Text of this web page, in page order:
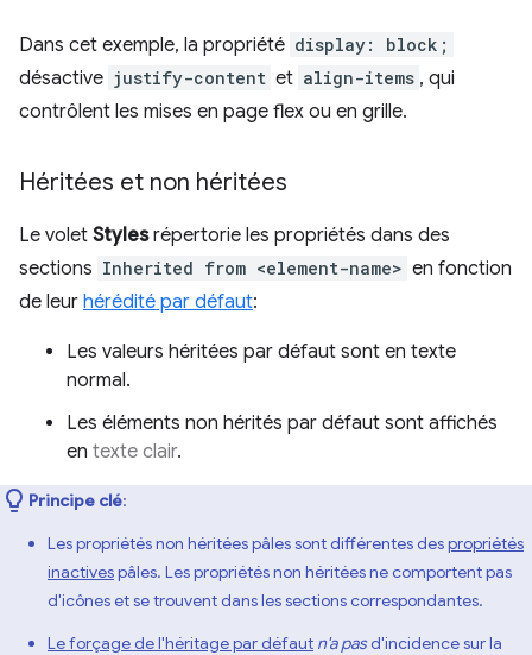
Dans cet exemple, la propriété display: block;
désactive justify-content et align-items , qui
contrôlent les mises en page flex ou en grille.
Héritées et non héritées
Le volet Stylesrépertorie les propriétés dans des
sections Inherited from <element-name> en fonction
de leur hérédité par défaut:
Les valeurs héritées par défaut sont en texte
normal.
Les éléments non hérités par défaut sont affichés
en texte clair.
Principe clé:
Les propriétés non héritées pâles sont différentes despropriétés
inactivespâles. Les propriétés non héritées ne comportent pas
d'icônes et se trouvent dans les sections correspondantes.
Le forçage de l'héritage par défaut n'a pasd'incidence sur la